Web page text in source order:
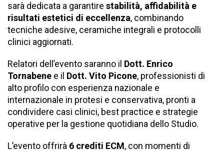
sarà dedicata a garantire stabilità, affidabilità e
risultati estetici di eccellenza, combinando
tecniche adesive, ceramiche integrali e protocolli
clinici aggiornati.
Relatori dell’evento saranno il Dott. Enrico
Tornabene e il Dott. Vito Picone, professionisti di
alto profilo con esperienza nazionale e
internazionale in protesi e conservativa, pronti a
condividere casi clinici, best practice e strategie
operative per la gestione quotidiana dello Studio.
L’evento offrirà 6 crediti ECM, con momenti di